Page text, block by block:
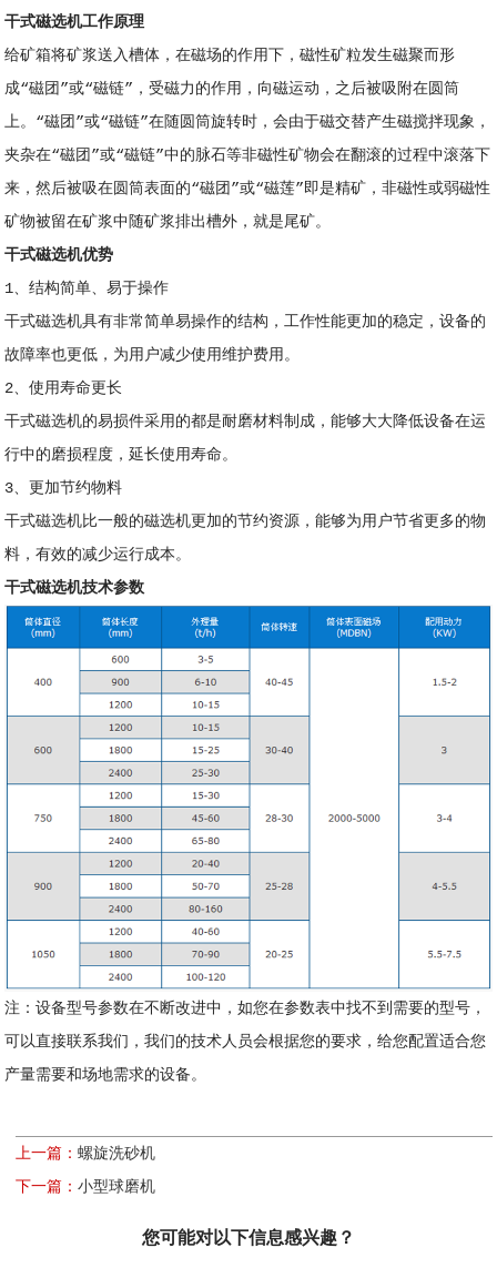
干式磁选机工作原理
给矿箱将矿浆送入槽体，在磁场的作用下，磁性矿粒发生磁聚而形
成“磁团”或“磁链”，受磁力的作用，向磁运动，之后被吸附在圆筒
上。“磁团”或“磁链”在随圆筒旋转时，会由于磁交替产生磁搅拌现象，
夹杂在“磁团”或“磁链”中的脉石等非磁性矿物会在翻滚的过程中滚落下
来，然后被吸在圆筒表面的“磁团”或“磁莲”即是精矿，非磁性或弱磁性
矿物被留在矿浆中随矿浆排出槽外，就是尾矿。
干式磁选机优势
1、结构简单、易于操作
干式磁选机具有非常简单易操作的结构，工作性能更加的稳定，设备的
故障率也更低，为用户减少使用维护费用。
2、使用寿命更长
干式磁选机的易损件采用的都是耐磨材料制成，能够大大降低设备在运
行中的磨损程度，延长使用寿命。
3、更加节约物料
干式磁选机比一般的磁选机更加的节约资源，能够为用户节省更多的物
料，有效的减少运行成本。
干式磁选机技术参数
注：设备型号参数在不断改进中，如您在参数表中找不到需要的型号，
可以直接联系我们，我们的技术人员会根据您的要求，给您配置适合您
产量需要和场地需求的设备。
上一篇：螺旋洗砂机
下一篇：小型球磨机
您可能对以下信息感兴趣？